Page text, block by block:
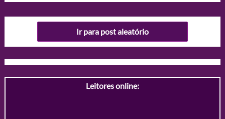
Ir para post aleatório
Leitores online: